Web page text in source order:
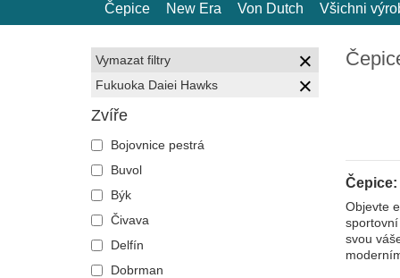
Čepice New Era Von Dutch Všichni
Vymazat filtry
Fukuoka Daiei Hawks
Zvíře
Bojovnice pestrá
Buvol
Býk
Čivava
Delfín
Dobrman
Objevte
svou